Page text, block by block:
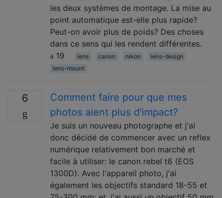
les deux systèmes de montage. La mise au
point automatique est-elle plus rapide?
Peut-on avoir plus de poids? Des choses
dans ce sens qui les rendent différentes.
19
lens canon nikon
lens-design
lens-mount
6
Comment faire pour que mes
photos aient plus d'impact?
Je suis un nouveau photographe et j'ai
donc décidé de commencer avec un reflex
numérique relativement bon marché et
facile à utiliser: le canon rebel t6 (EOS
1300D). Avec l'appareil photo, j'ai
également les objectifs standard 18-55 et